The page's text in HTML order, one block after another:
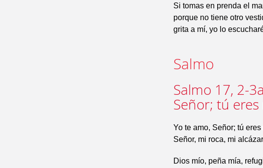
Si tomas en prenda el
porque no tiene otro
grita a mí, yo lo
Salmo
Salmo 17, 2-
Señor; tú
Yo te amo, Señor; tú
Señor, mi roca, mi
Dios mío, peña mía,